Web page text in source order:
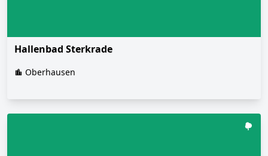
Hallenbad Sterkrade
Oberhausen